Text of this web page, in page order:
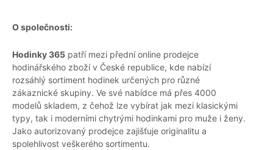
O společnosti:
Hodinky 365 patří mezi přední online prodejce
hodinářského zboží v České republice, kde nabízí
rozsáhlý sortiment hodinek určených pro různé
zákaznické skupiny. Ve své nabídce má přes 4000
modelů skladem, z čehož lze vybírat jak mezi klasickými
typy, tak i moderními chytrými hodinkami pro muže i ženy.
Jako autorizovaný prodejce zajišťuje originalitu a
spolehlivost veškerého sortimentu.